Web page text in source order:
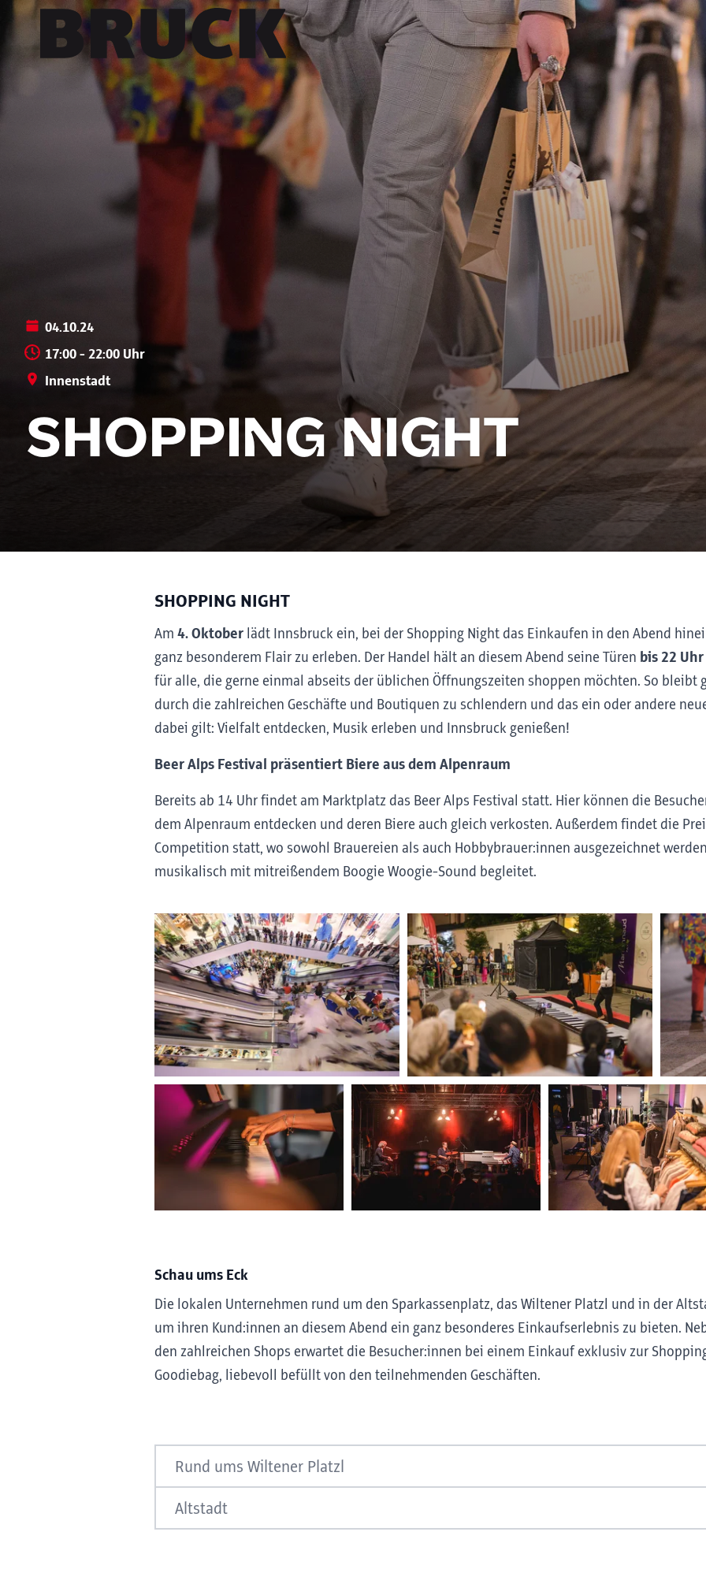
+43 (0) 512 / 56 15 00
office@innsbruckmarketing.at
Mo. – Fr.: 9:00 – 17:00 Uhr
04.10.24
17:00 - 22:00 Uhr
Innenstadt
SHOPPING NIGHT
SHOPPING NIGHT
Am 4. Oktober lädt Innsbruck ein, bei der Shopping Night das Einkaufen in den Abend
ganz besonderem Flair zu erleben. Der Handel hält an diesem Abend seine Türen bis 22 Uhr
für alle, die gerne einmal abseits der üblichen Öffnungszeiten shoppen möchten. So bleibt
durch die zahlreichen Geschäfte und Boutiquen zu schlendern und das ein oder andere
dabei gilt: Vielfalt entdecken, Musik erleben und Innsbruck genießen!
Beer Alps Festival präsentiert Biere aus dem Alpenraum
Bereits ab 14 Uhr findet am Marktplatz das Beer Alps Festival statt. Hier können die
dem Alpenraum entdecken und deren Biere auch gleich verkosten. Außerdem findet die
Competition statt, wo sowohl Brauereien als auch Hobbybrauer:innen ausgezeichnet
musikalisch mit mitreißendem Boogie Woogie-Sound begleitet.
Schau ums Eck
Die lokalen Unternehmen rund um den Sparkassenplatz, das Wiltener Platzl und in der
um ihren Kund:innen an diesem Abend ein ganz besonderes Einkaufserlebnis zu bieten.
den zahlreichen Shops erwartet die Besucher:innen bei einem Einkauf exklusiv zur
Goodiebag, liebevoll befüllt von den teilnehmenden Geschäften.
Rund ums Wiltener Platzl
Wachter's
X-Double
Altstadt